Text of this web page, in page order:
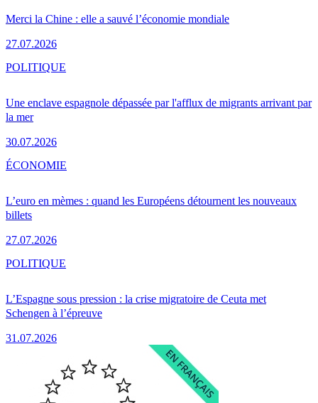
Merci la Chine : elle a sauvé l’économie mondiale
27.07.2026
Une enclave espagnole dépassée par l'afflux de migrants arrivant par
la mer
30.07.2026
POLITIQUE
L’euro en mèmes : quand les Européens détournent les nouveaux
billets
27.07.2026
ÉCONOMIE
L’Espagne sous pression : la crise migratoire de Ceuta met
Schengen à l’épreuve
31.07.2026
POLITIQUE